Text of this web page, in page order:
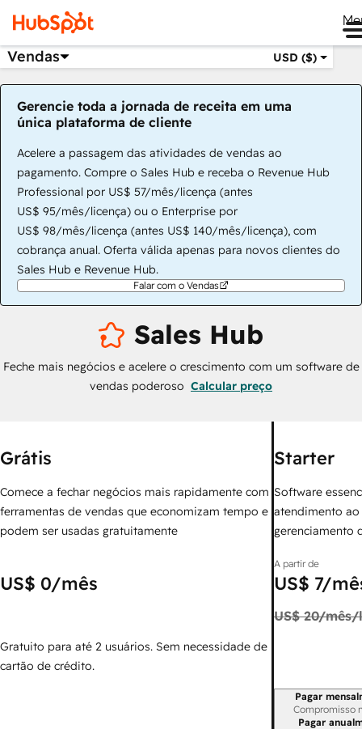
Vendas USD ($)
Gerencie toda a jornada de receita em uma
única plataforma de cliente
Acelere a passagem das atividades de vendas ao
pagamento. Compre o Sales Hub e receba o Revenue Hub
Professional por US$ 57/mês/licença (antes
US$ 95/mês/licença) ou o Enterprise por
US$ 98/mês/licença (antes US$ 140/mês/licença), com
cobrança anual. Oferta válida apenas para novos clientes do
Sales Hub e Revenue Hub.
Falar com o Vendas
Sales Hub
Feche mais negócios e acelere o crescimento com um software de
vendas poderoso Calcular preço
Grátis
Comece a fechar negócios mais rapidamente com
ferramentas de vendas que economizam tempo e
podem ser usadas gratuitamente
US$ 0/mês
Gratuito para até 2 usuários. Sem necessidade de
cartão de crédito.
Starter
Software
atendimento
gerenciamento
A partir de
US$ 7/
US$ 20/mês/
Período de
Pagar
Compromisso
Pagar